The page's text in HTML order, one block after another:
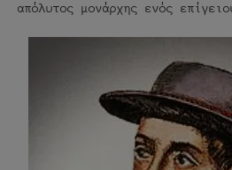
απόλυτος μονάρχης ενός